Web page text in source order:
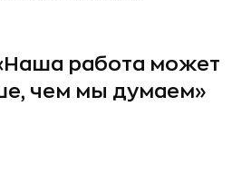
работа может
чем мы думаем»